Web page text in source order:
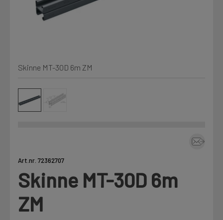
Kjemi, vindsperre og branntetting
Fag
Prislister
Firmainformasjon
LOGG UT
Skinne MT-30D 6m ZM
Art.nr. 72362707
Skinne MT-30D 6m
ZM